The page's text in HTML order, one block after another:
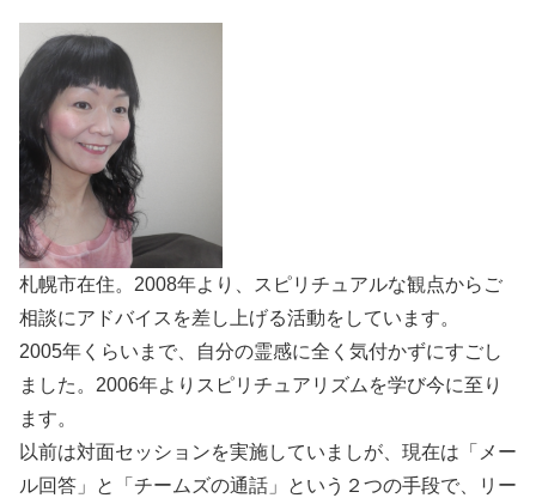
札幌市在住。2008年より、スピリチュアルな観点からご
相談にアドバイスを差し上げる活動をしています。
2005年くらいまで、自分の霊感に全く気付かずにすごし
ました。2006年よりスピリチュアリズムを学び今に至り
ます。
以前は対面セッションを実施していましが、現在は「メー
ル回答」と「チームズの通話」という２つの手段で、リー